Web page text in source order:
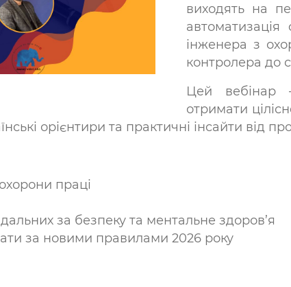
виходять на
інженера з
контролера до
Цей
отримати
орієнтири та практичні інсайти від
праці
за безпеку та ментальне здоров’я
за новими правилами 2026 року